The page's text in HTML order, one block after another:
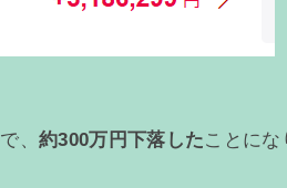
、 約300万円下落したことにな